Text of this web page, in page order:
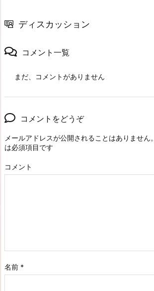
ディスカッション
コメント一覧
まだ、コメントがありません
コメントをどうぞ
メールアドレスが公開されることはありません。
は必須項目です
コメント
名前 *